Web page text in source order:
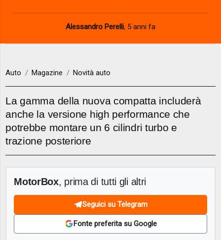
Alessandro Perelli, 5 anni fa
Auto Magazine Novità auto
La gamma della nuova compatta includerà
anche la versione high performance che
potrebbe montare un 6 cilindri turbo e
trazione posteriore
MotorBox, prima di tutti gli altri
Seguici su Telegram
Fonte preferita su Google